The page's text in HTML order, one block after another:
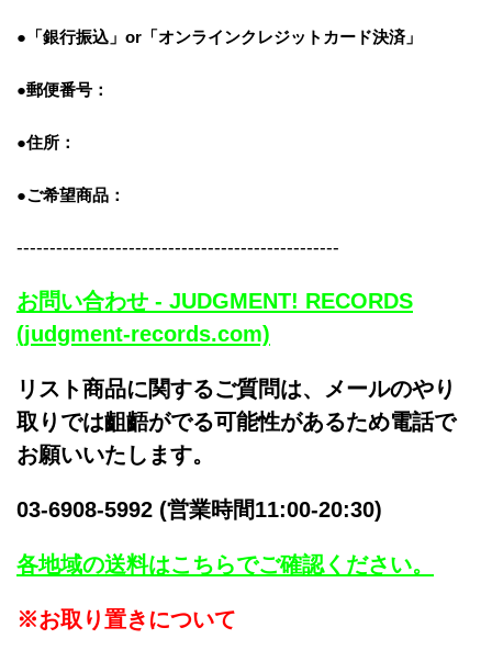
●「銀行振込」or「 オンラインクレジットカード決済」
●郵便番号：
●住所：
●ご希望商品：
-------------------------------------------------
お問い合わせ - JUDGMENT! RECORDS
(judgment-records.com)
リスト商品に関するご質問は、メールのやり
取りでは齟齬がでる可能性があるため電話で
お願いいたします。
03-6908-5992 (営業時間11:00-20:30)
各地域の送料はこちらでご確認ください。
※お取り置きについて